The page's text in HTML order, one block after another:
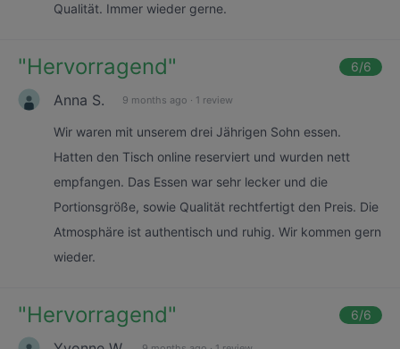
Qualität. Immer wieder gerne.
"Hervorragend" 6/6
Anna S. 9 months ago · 1 review
Wir waren mit unserem drei Jährigen Sohn essen.
Hatten den Tisch online reserviert und wurden nett
empfangen. Das Essen war sehr lecker und die
Portionsgröße, sowie Qualität rechtfertigt den Preis. Die
Atmosphäre ist authentisch und ruhig. Wir kommen gern
wieder.
"Hervorragend" 6/6